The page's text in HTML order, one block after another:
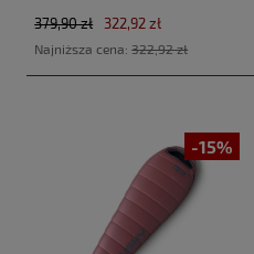
322,92 zł
379,90 zł
Najniższa cena:322,92 zł
-15%